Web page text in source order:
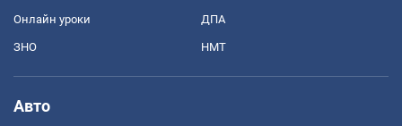
Онлайн уроки ДПА
ЗНО НМТ
Авто